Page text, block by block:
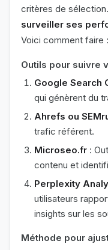
critères de
surveiller ses
Voici comment faire :
Outils pour suivre
Google Search
qui génèrent du
Ahrefs ou
trafic référent.
Microseo.fr :
contenu et
Perplexity
utilisateurs
insights sur les
Méthode pour